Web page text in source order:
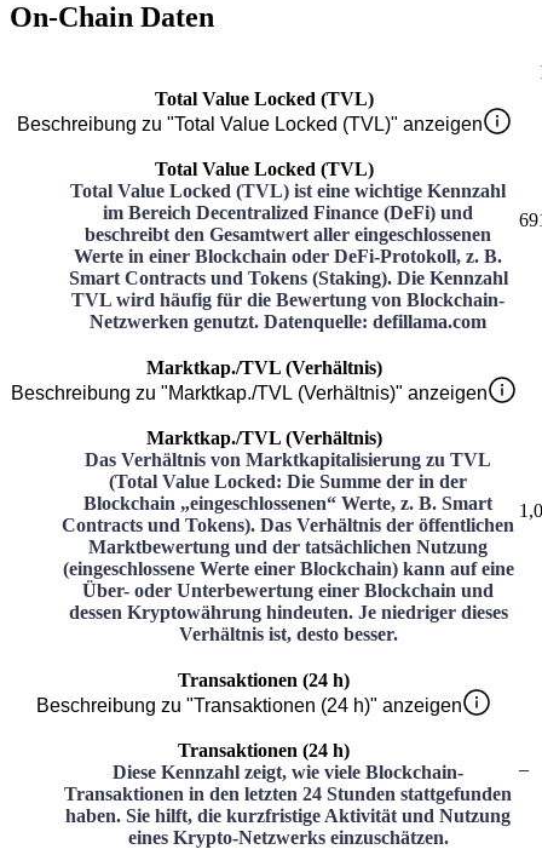
On-Chain Daten
Total Value Locked (TVL)
Beschreibung zu "Total Value Locked (TVL)" anzeigen
Total Value Locked (TVL)
Total Value Locked (TVL) ist eine wichtige Kennzahl
im Bereich Decentralized Finance (DeFi) und
beschreibt den Gesamtwert aller eingeschlossenen
Werte in einer Blockchain oder DeFi-Protokoll, z. B.
Smart Contracts und Tokens (Staking). Die Kennzahl
TVL wird häufig für die Bewertung von Blockchain-
Netzwerken genutzt. Datenquelle: defillama.com
Marktkap./TVL (Verhältnis)
Beschreibung zu "Marktkap./TVL (Verhältnis)" anzeigen
Marktkap./TVL (Verhältnis)
Das Verhältnis von Marktkapitalisierung zu TVL
(Total Value Locked: Die Summe der in der
Blockchain „eingeschlossenen“ Werte, z. B. Smart
Contracts und Tokens). Das Verhältnis der öffentlichen
Marktbewertung und der tatsächlichen Nutzung
(eingeschlossene Werte einer Blockchain) kann auf eine
Über- oder Unterbewertung einer Blockchain und
dessen Kryptowährung hindeuten. Je niedriger dieses
Verhältnis ist, desto besser.
Transaktionen (24 h)
Beschreibung zu "Transaktionen (24 h)" anzeigen
Transaktionen (24 h)
Diese Kennzahl zeigt, wie viele Blockchain-
Transaktionen in den letzten 24 Stunden stattgefunden
haben. Sie hilft, die kurzfristige Aktivität und Nutzung
eines Krypto-Netzwerks einzuschätzen.
–